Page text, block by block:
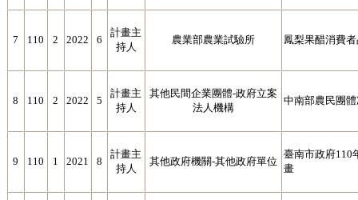
7 110 2 2022 6
計畫主
持人
農業部農業試驗所 鳳梨果醋消費
8 110 2 2022 5
計畫主
持人
其他民間企業團體-政府立案
法人機構
中南部農民團
9 110 1 2021 8
計畫主
持人
其他政府機關-其他政府單位
臺南市政府110
畫